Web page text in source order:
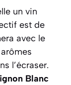
un vin
est de
avec le
l’écraser.
Blanc